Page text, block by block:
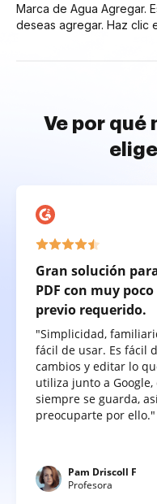
Marca de Agua Agregar.
deseas agregar. Haz clic
Ve por qué
Gran solución
PDF con muy
previo requerido.
"Simplicidad,
fácil de usar. Es fácil
cambios y editar lo
utiliza junto a
siempre se guarda,
preocuparte por ello."
Pam Driscoll F
Profesora